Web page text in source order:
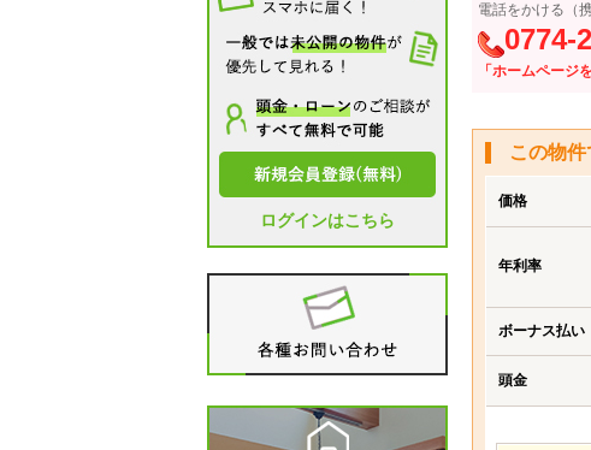
電話をかける（
0774-
「ホームページ
この物
価格
年利率
ボーナス払い
頭金
ログインはこちら